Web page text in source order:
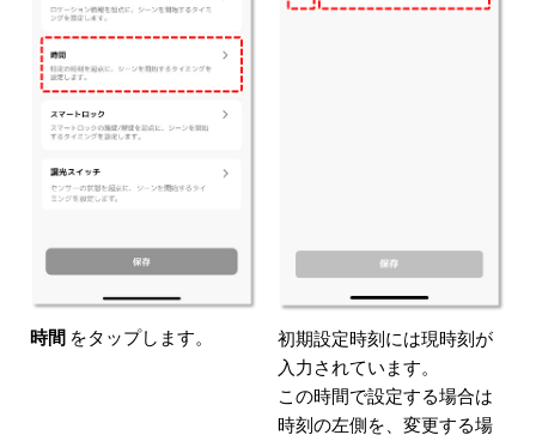
時間 をタップします。
初期設定時刻には現時刻が
入力されています。
この時間で設定する場合は
時刻の左側を、変更する場